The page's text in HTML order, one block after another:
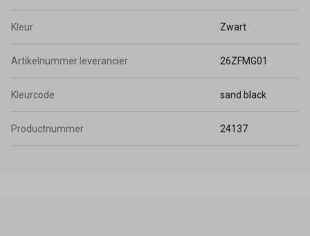
Kleur Zwart
Artikelnummer leverancier 26ZFMG01
Kleurcode sand black
Productnummer 24137